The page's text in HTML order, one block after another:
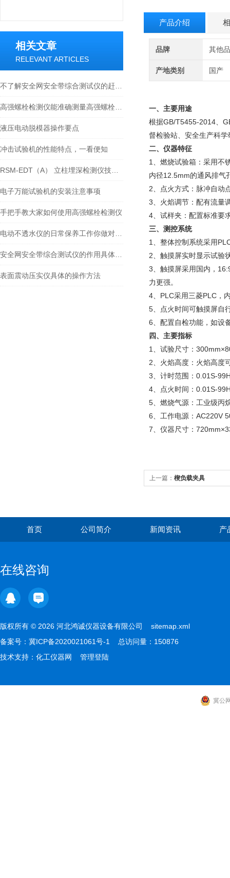
相关文章
RELEVANT ARTICLES
液压电动脱模器操作要点
冲击试验机的性能特点，一看便知
电子万能试验机的安装注意事项
手把手教大家如何使用高强螺栓检测仪
表面震动压实仪具体的操作方法
产品介绍
品牌 其他
产地类别 国产
一、 主要用途
根据GB/T5455-2014、
督检验站、安全生产科
二、仪器特征
1、燃烧试验箱：采用不
内径12.5mm的通风排气
2、点火方式：脉冲自动
3、火焰调节：配有流量
4、试样夹：配置标准要
三、测控系统
1、整体控制系统采用
2、触摸屏实时显示试验
3、触摸屏采用国内，
力更强。
4、PLC采用三菱PLC，
5、点火时间可触摸屏自
6、配置自检功能，如设
四、主要指标
1、试验尺寸：
2、火焰高度：火焰高度
3、计时范围：0.01S-
4、点火时间：0.01S-
5、燃烧气源：工业级丙
6、工作电源：AC220V
7、仪器尺寸：
上一篇： 楔负载夹具
首页 公司简介 新闻资讯 产
在线咨询
版权所有 © 2026 河北鸿诚仪器设备有限公司 sitemap.xml
备案号： 冀ICP备2020021061号-1
总访问量：150876
技术支持： 化工仪器网 管理登陆
冀公